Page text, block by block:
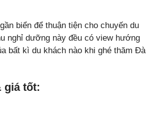
biển để thuận tiện cho chuyến du
nghỉ dưỡng này đều có view hướng
bất kì du khách nào khi ghé thăm Đà
giá tốt: